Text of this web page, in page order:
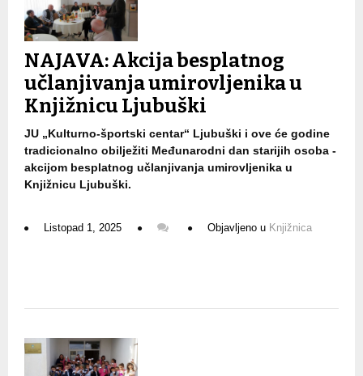
NAJAVA: Akcija besplatnog
učlanjivanja umirovljenika u
Knjižnicu Ljubuški
JU „Kulturno-športski centar“ Ljubuški i ove će godine
tradicionalno obilježiti Međunarodni dan starijih osoba -
akcijom besplatnog učlanjivanja umirovljenika u
Knjižnicu Ljubuški.
Listopad 1, 2025 Objavljeno u Knjižnica